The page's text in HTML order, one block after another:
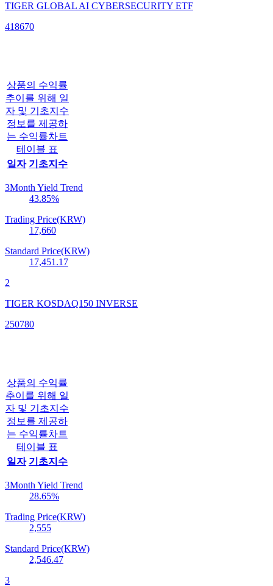
TIGER GLOBAL AI CYBERSECURITY ETF
418670
상품의 수익률
추이를 위해 일
자 및 기초지수
정보를 제공하
는 수익률차트
테이블 표
일자 기초지수
3Month Yield Trend
43.85%
Trading Price(KRW)
17,660
Standard Price(KRW)
17,451.17
2
TIGER KOSDAQ150 INVERSE
250780
상품의 수익률
추이를 위해 일
자 및 기초지수
정보를 제공하
는 수익률차트
테이블 표
일자 기초지수
3Month Yield Trend
28.65%
Trading Price(KRW)
2,555
Standard Price(KRW)
2,546.47
3